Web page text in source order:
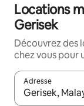
Locations
Gerisek
Découvrez des
chez vous pour
Adresse
Lorsque les